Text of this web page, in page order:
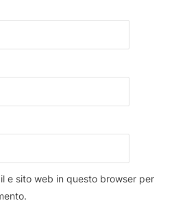
e sito web in questo browser per